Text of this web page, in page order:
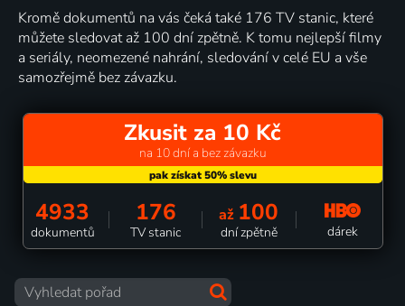
Kromě dokumentů na vás čeká také 176 TV stanic, které
můžete sledovat až 100 dní zpětně. K tomu nejlepší filmy
a seriály, neomezené nahrání, sledování v celé EU a vše
samozřejmě bez závazku.
Zkusit za 10 Kč
na 10 dní a bez závazku
4933
dokumentů
176
TV stanic
až 100
dní zpětně dárek